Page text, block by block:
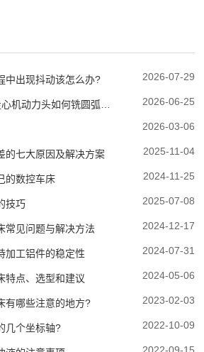
中出现抖动该怎么办? 2026-07-29
走心机是什么?详谈走心机动力头如何铣圆弧、送料机的安装方法 2026-06-25
2026-03-06
的七大原因及解决方案 2025-11-04
的数控车床 2024-11-25
技巧 2025-07-08
常见问题与解决方法 2024-12-17
加工铝件的稳定性 2024-07-31
特点、选型和建议 2024-05-06
有哪些注意的地方? 2023-02-03
几个坐标轴? 2022-10-09